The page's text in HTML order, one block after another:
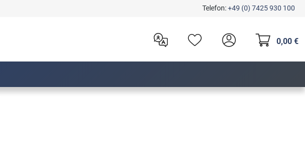
Telefon:+49 (0) 7425 930 100
0,00 €